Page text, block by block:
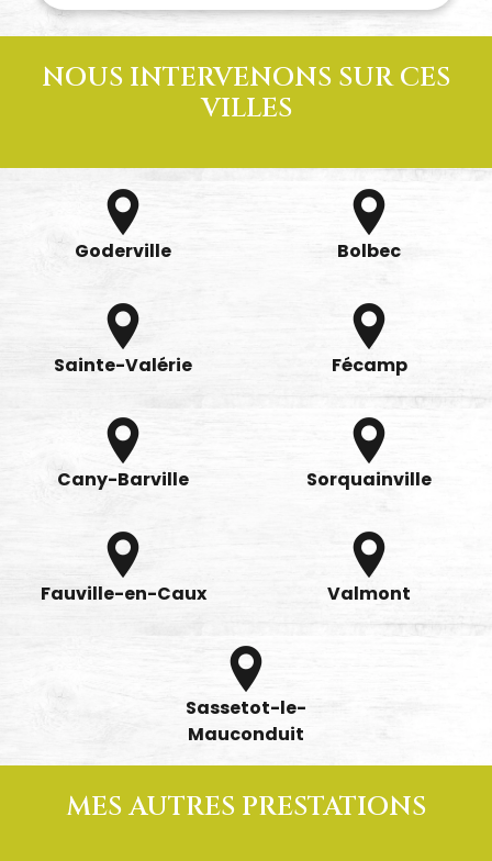
NOUS INTERVENONS SUR CES
VILLES
Goderville Bolbec
Sainte-Valérie Fécamp
Cany-Barville Sorquainville
Fauville-en-Caux Valmont
Sassetot-le-
Mauconduit
MES AUTRES PRESTATIONS